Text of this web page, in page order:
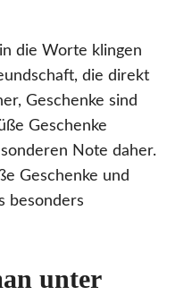
die Worte klingen
die direkt
Geschenke sind
Geschenke
Note daher.
Geschenke und
besonders
unter